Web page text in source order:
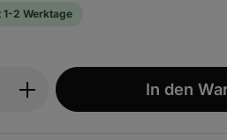
2 Werktage
Gib den In den